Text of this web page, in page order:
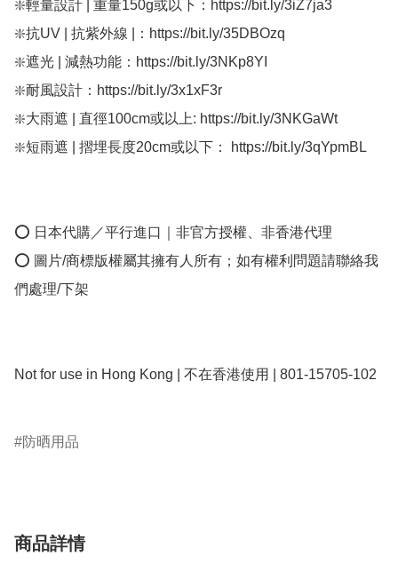
❇️輕量設計 | 重量150g或以下：https://bit.ly/3iZ7ja3
❇️抗UV | 抗紫外線 |：https://bit.ly/35DBOzq
❇️遮光 | 減熱功能：https://bit.ly/3NKp8YI
❇️耐風設計：https://bit.ly/3x1xF3r
❇️大雨遮 | 直徑100cm或以上: https://bit.ly/3NKGaWt
❇️短雨遮 | 摺埋長度20cm或以下： https://bit.ly/3qYpmBL
⭕ 日本代購／平行進口｜非官方授權、非香港代理
⭕ 圖片/商標版權屬其擁有人所有；如有權利問題請聯絡我
們處理/下架
Not for use in Hong Kong | 不在香港使用 | 801-15705-102
防晒用品
商品詳情